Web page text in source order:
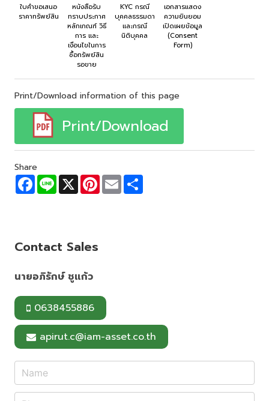
ใบคำขอเสนอ
ราคาทรัพย์สิน
หนังสือรับ
ทราบประกาศ
หลักเกณฑ์ วิธี
การ และ
เงื่อนไขในการ
ซื้อทรัพย์สิน
รอขาย
KYC กรณี
บุคคลธรรมดา
และกรณี
นิติบุคคล
เอกสารแสดง
ความยินยอม
เปิดเผยข้อมูล
(Consent
Form)
Print/Download information of this page
Print/Download
Share
F
a
c
k
L
n
X P
n
E
m
a
Contact Sales
นายอภิรักษ์ ชูแก้ว
0638455886
apirut.c@iam-asset.co.th